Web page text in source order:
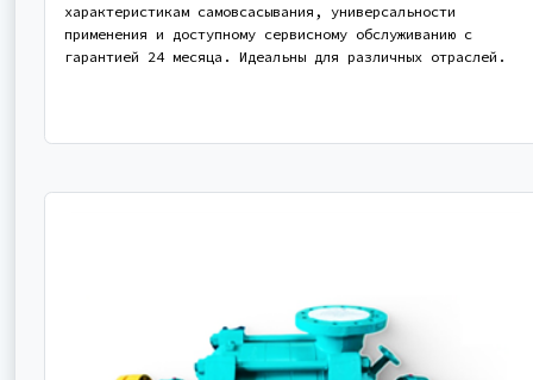
характеристикам самовсасывания, универсальности
применения и доступному сервисному обслуживанию с
гарантией 24 месяца. Идеальны для различных отраслей.